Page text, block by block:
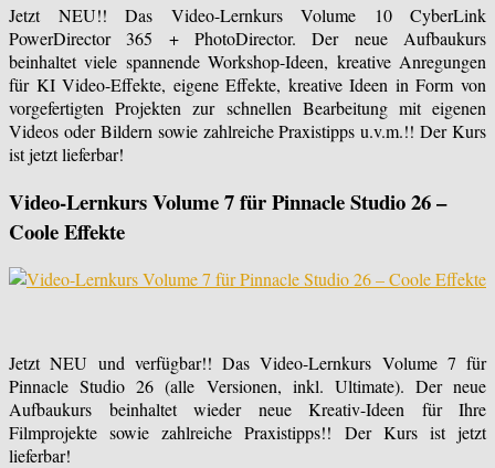
Jetzt NEU!! Das Video-Lernkurs Volume 10 CyberLink
PowerDirector 365 + PhotoDirector. Der neue Aufbaukurs
beinhaltet viele spannende Workshop-Ideen, kreative Anregungen
für KI Video-Effekte, eigene Effekte, kreative Ideen in Form von
vorgefertigten Projekten zur schnellen Bearbeitung mit eigenen
Videos oder Bildern sowie zahlreiche Praxistipps u.v.m.!! Der Kurs
ist jetzt lieferbar!
Video-Lernkurs Volume 7 für Pinnacle Studio 26 –
Coole Effekte
Jetzt NEU und verfügbar!! Das Video-Lernkurs Volume 7 für
Pinnacle Studio 26 (alle Versionen, inkl. Ultimate). Der neue
Aufbaukurs beinhaltet wieder neue Kreativ-Ideen für Ihre
Filmprojekte sowie zahlreiche Praxistipps!! Der Kurs ist jetzt
lieferbar!